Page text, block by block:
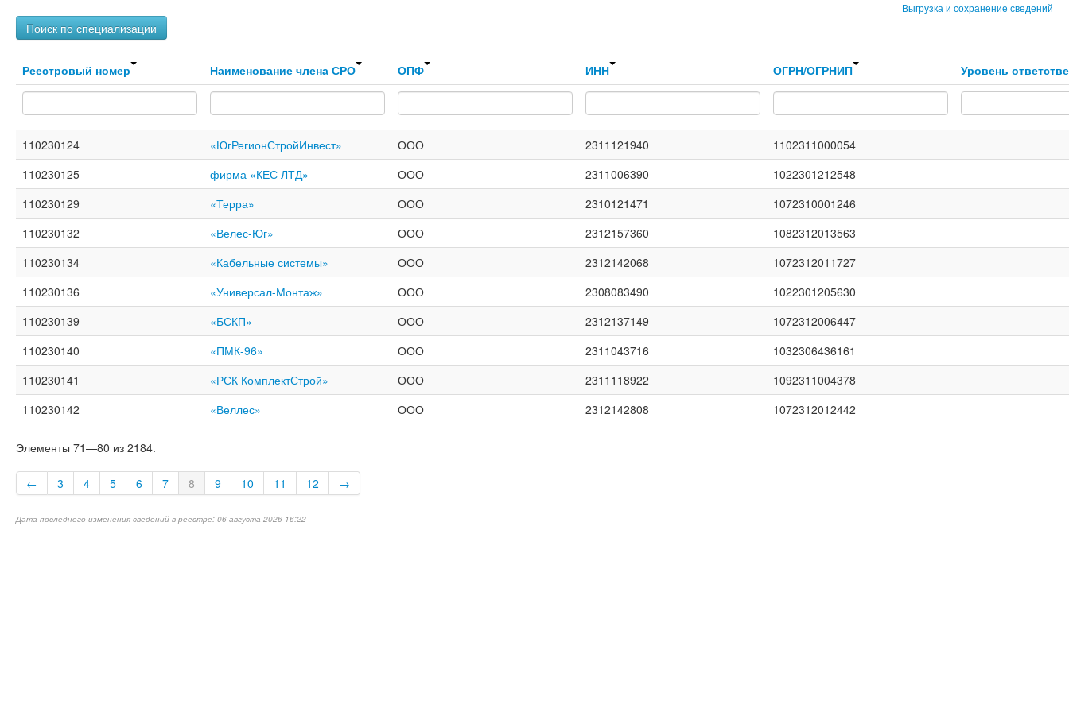
Выгрузка и сохранение сведений
Поиск по специализации
Реестровый номер Наименование члена СРО ОПФ ИНН ОГРН/ОГРНИП Уровень
110230124 «ЮгРегионСтройИнвест» ООО 2311121940
1102311000054
110230125
фирма «КЕС ЛТД» ООО 2311006390
1022301212548
110230129
«Терра» ООО 2310121471
1072310001246
110230132
«Велес-Юг» ООО 2312157360
1082312013563
110230134
«Кабельные системы» ООО 2312142068
1072312011727
110230136
«Универсал-Монтаж» ООО 2308083490
1022301205630
110230139
«БСКП» ООО 2312137149
1072312006447
110230140
«ПМК-96» ООО 2311043716
1032306436161
110230141
«РСК КомплектСтрой» ООО 2311118922
1092311004378
110230142
«Веллес» ООО 2312142808 1072312012442
Элементы 71—80 из 2184.
← 3 4 5 6 7 8 9 10 11 12 →
Дата последнего изменения сведений в реестре: 06 августа 2026 16:22